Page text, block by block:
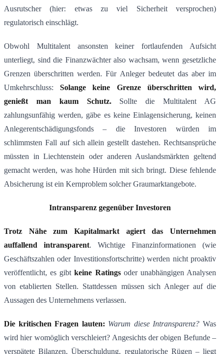
Ausrutscher (hier: etwas zu viel Sicherheit versprochen)
regulatorisch einschlägt.
Obwohl Multitalent ansonsten keiner fortlaufenden Aufsicht
unterliegt, sind die Finanzwächter also wachsam, wenn gesetzliche
Grenzen überschritten werden. Für Anleger bedeutet das aber im
Umkehrschluss:Solange keine Grenze überschritten wird,
genießt man kaum Schutz.Sollte die Multitalent AG
zahlungsunfähig werden, gäbe es keine Einlagensicherung, keinen
Anlegerentschädigungsfonds – die Investoren würden im
schlimmsten Fall auf sich allein gestellt dastehen. Rechtsansprüche
müssten in Liechtenstein oder anderen Auslandsmärkten geltend
gemacht werden, was hohe Hürden mit sich bringt​. Diese fehlende
Absicherung ist ein Kernproblem solcher Graumarktangebote.
Intransparenz gegenüber Investoren
Trotz Nähe zum Kapitalmarkt agiert das Unternehmen
auffallend intransparent. Wichtige Finanzinformationen (wie
Geschäftszahlen oder Investitionsfortschritte) werden nicht proaktiv
veröffentlicht, es gibtkeine Ratingsoder unabhängigen Analysen
von etablierten Stellen. Stattdessen müssen sich Anleger auf die
Aussagen des Unternehmens verlassen.
Die kritischen Fragen lauten: Warum diese Intransparenz? Was
wird hier womöglich verschleiert? Angesichts der obigen Befunde –
verspätete Bilanzen, Überschuldung, regulatorische Rügen – liegt